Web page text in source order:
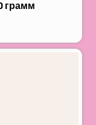
грамм